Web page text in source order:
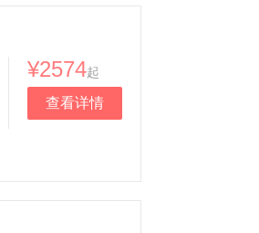
¥2574起
查看详情